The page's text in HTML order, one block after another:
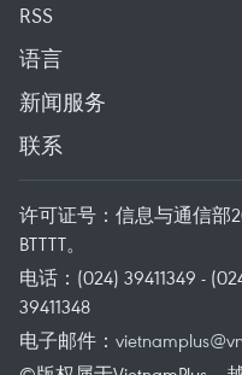
RSS
语言
新闻服务
联系
许可证号：信息与通信部
BTTTT。
电话：(024) 39411349 -
39411348
电子邮件：